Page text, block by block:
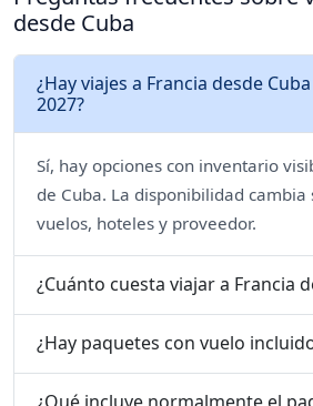
desde Cuba
¿Hay viajes a Francia desde
2027?
Sí, hay opciones con inventario
de Cuba. La disponibilidad cambia
vuelos, hoteles y proveedor.
¿Cuánto cuesta viajar a Francia
¿Hay paquetes con vuelo